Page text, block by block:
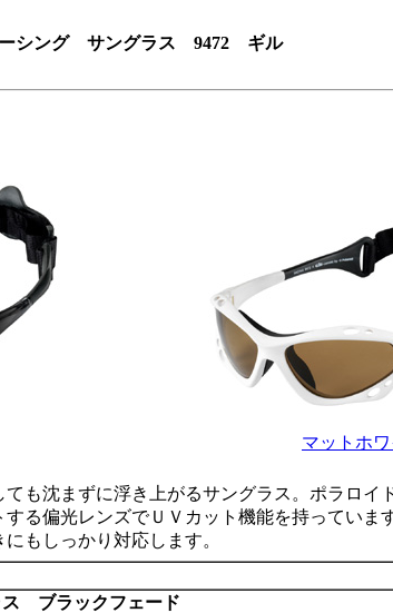
シング サングラス 9472 ギル
マットホワ
も沈まずに浮き上がるサングラス。ポラロイ
する偏光レンズでＵＶカット機能を持っていま
もしっかり対応します。
ブラックフェード